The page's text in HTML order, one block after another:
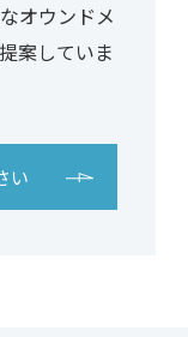
オウンドメ
案していま
い